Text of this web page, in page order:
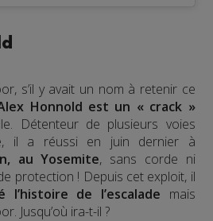
s’il y avait un nom à retenir ce
Honnold est un « crack »
Détenteur de plusieurs voies
il a réussi en juin dernier à
au Yosemite, sans corde ni
protection ! Depuis cet exploit, il
l’histoire de l’escalade mais
Jusqu’où ira-t-il ?